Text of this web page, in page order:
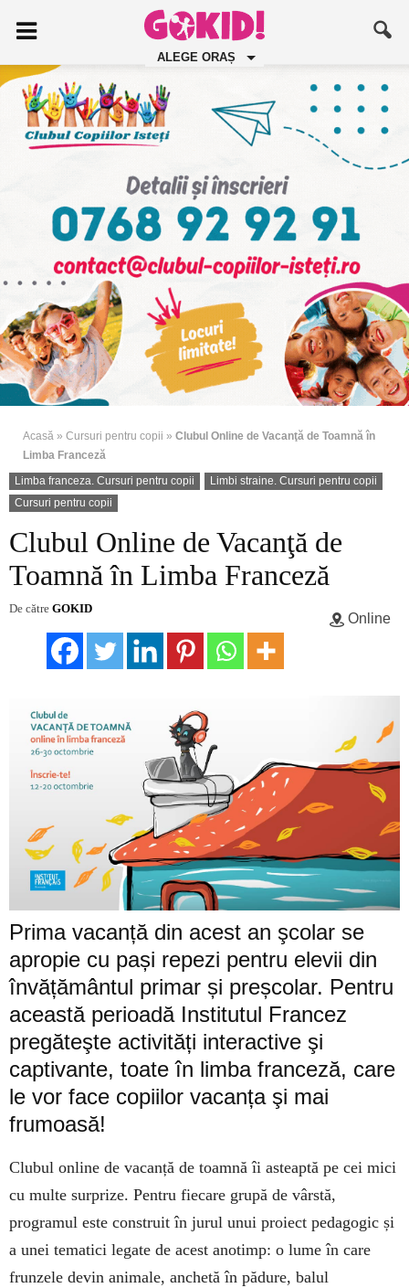
ALEGE ORAȘ
Acasă » Cursuri pentru copii » Clubul Online de Vacanţă de Toamnă în
Limba Franceză
Limba franceza. Cursuri pentru copii
Limbi straine. Cursuri pentru copii
Cursuri pentru copii
Clubul Online de Vacanţă de
Toamnă în Limba Franceză
Online
De către GOKID
Prima vacanță din acest an şcolar se
apropie cu pași repezi pentru elevii din
învățământul primar și preșcolar. Pentru
această perioadă Institutul Francez
pregăteşte activități interactive şi
captivante, toate în limba franceză, care
le vor face copiilor vacanța şi mai
frumoasă!
Clubul online de vacanță de toamnă îi asteaptă pe cei mici
cu multe surprize. Pentru fiecare grupă de vârstă,
programul este construit în jurul unui proiect pedagogic și
a unei tematici legate de acest anotimp: o lume în care
frunzele devin animale, anchetă în pădure, balul